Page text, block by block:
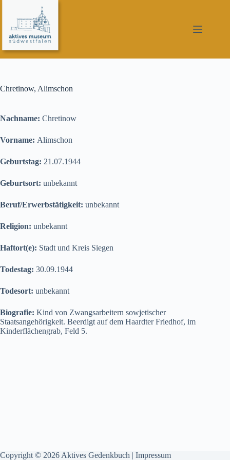
springen
Chretinow, Alimschon
Nachname: Chretinow
Vorname: Alimschon
Geburtstag: 21.07.1944
Geburtsort: unbekannt
Beruf/Erwerbstätigkeit: unbekannt
Religion: unbekannt
Haftort(e): Stadt und Kreis Siegen
Todestag: 30.09.1944
Todesort: unbekannt
Biografie: Kind von Zwangsarbeitern sowjetischer
Staatsangehörigkeit. Beerdigt auf dem Haardter Friedhof, im
Kinderflächengrab, Feld 5.
Copyright © 2026 Aktives Gedenkbuch | Impressum